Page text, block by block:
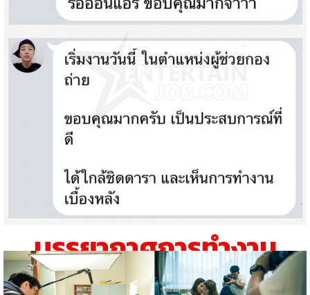
บรรยากาศการทำงาน